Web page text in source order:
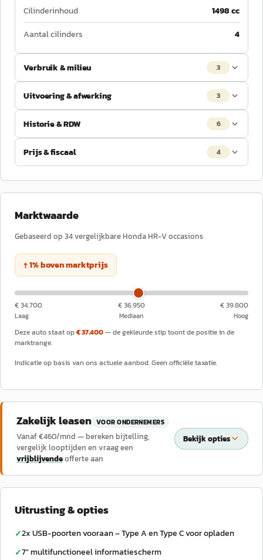
Cilinderinhoud
1498 cc
Aantal cilinders
4
Verbruik & milieu 3
Uitvoering & afwerking 3
Historie & RDW 6
Prijs & fiscaal 4
Marktwaarde
Gebaseerd op 34vergelijkbareHondaHR-Voccasions
↑1%bovenmarktprijs
€ 34.700
Laag
€ 36.950
Mediaan
€ 39.800
Hoog
Deze auto staat op€ 37.400— de gekleurde stip toont de positie in de
marktrange.
Indicatie op basis van ons actuele aanbod. Geen officiële taxatie.
Zakelijk leasen VOOR ONDERNEMERS
Vanaf €460/mnd — bereken bijtelling,
vergelijk looptijden en vraag een
vrijblijvendeofferte aan
Bekijk opties
Uitrusting & opties
✓2x USB-poorten vooraan – Type A en Type C voor opladen
✓7" multifunctioneel informatiescherm